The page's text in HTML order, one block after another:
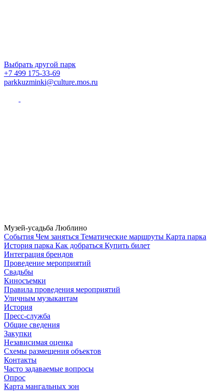
Выбрать другой парк
+7 499 175-33-69
parkkuzminki@culture.mos.ru
Музей-усадьба Люблино
Cобытия Чем заняться Тематические маршруты Карта парка
История парка Как добраться Купить билет
Интеграция брендов
Проведение мероприятий
Свадьбы
Киносъемки
Правила проведения мероприятий
Уличным музыкантам
История
Пресс-служба
Общие сведения
Закупки
Независимая оценка
Схемы размещения объектов
Контакты
Часто задаваемые вопросы
Опрос
Карта мангальных зон